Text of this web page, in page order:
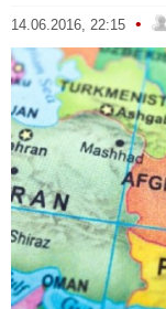
14.06.2016, 22:15 •